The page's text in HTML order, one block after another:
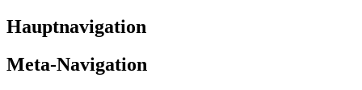
Hauptnavigation
Meta-Navigation